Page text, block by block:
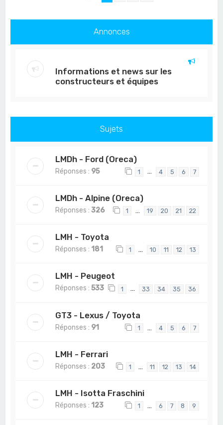
Annonces
Informations et news sur les
constructeurs et équipes
Sujets
LMDh - Ford (Oreca)
Réponses : 95 1 … 4 5 6 7
LMDh - Alpine (Oreca)
Réponses :326 1 … 19 20 21 22
LMH - Toyota
Réponses : 181 1 … 10 11 12 13
LMH - Peugeot
Réponses :533 1 … 33 34 35 36
GT3 - Lexus / Toyota
Réponses : 91 1 … 4 5 6 7
LMH - Ferrari
Réponses : 203 1 … 11 12 13 14
LMH - Isotta Fraschini
Réponses : 123 1 … 6 7 8 9